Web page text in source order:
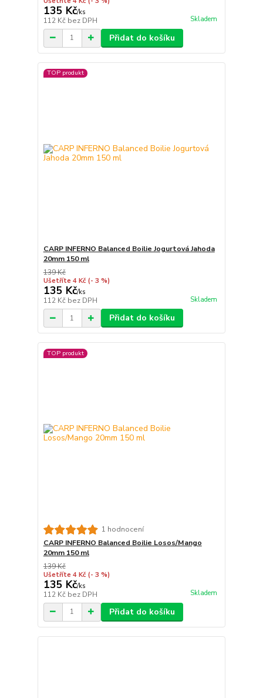
135 Kč/ks
112 Kč bez DPH Skladem
Přidat do košíku
TOP produkt
CARP INFERNO Balanced Boilie Jogurtová Jahoda
20mm 150 ml
139 Kč
Ušetříte 4 Kč (- 3 %)
135 Kč/ks
112 Kč bez DPH Skladem
Přidat do košíku
TOP produkt
1 hodnocení
CARP INFERNO Balanced Boilie Losos/Mango
20mm 150 ml
139 Kč
Ušetříte 4 Kč (- 3 %)
135 Kč/ks
112 Kč bez DPH Skladem
Přidat do košíku